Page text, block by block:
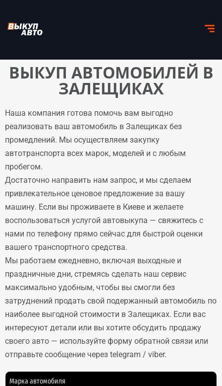
ВЫКУП АВТОМОБИЛЕЙ В
ЗАЛЕЩИКАХ
Наша компания готова помочь вам выгодно
реализовать ваш автомобиль в Залещиках без
промедлений. Мы осуществляем закупку
автотранспорта всех марок, моделей и с любым
пробегом.
Достаточно направить нам запрос, и мы сделаем
привлекательное ценовое предложение за вашу
машину. Если вы проживаете в Киеве и желаете
воспользоваться услугой автовыкупа — свяжитесь с
нами по телефону прямо сейчас для быстрой оценки
вашего транспортного средства.
Мы работаем ежедневно, включая выходные и
праздничные дни, стремясь сделать наш сервис
максимально удобным, чтобы вы смогли без
затруднений продать свой подержанный автомобиль по
наиболее выгодной стоимости в Залещиках. Если вас
интересуют детали или вы хотите обсудить продажу
своего авто — используйте форму обратной связи или
отправьте сообщение через telegram / viber.
Марка автомобиля